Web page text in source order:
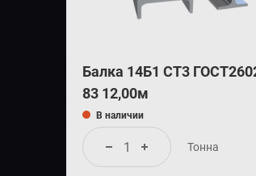
Балка 14Б1 СТ3
83 12,00м
В наличии
Тонна